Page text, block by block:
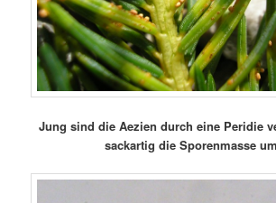
Jung sind die Aezien durch eine Peridie
sackartig die Sporenmasse